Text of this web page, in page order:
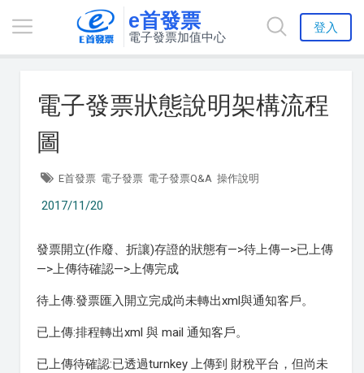
e首發票
電子發票加值中心
登入
電子發票狀態說明架構流程
圖
E首發票 電子發票 電子發票Q&A 操作說明
2017/11/20
發票開立(作廢、折讓)存證的狀態有—>待上傳—>已上傳
—>上傳待確認—>上傳完成
待上傳:發票匯入開立完成尚未轉出xml與通知客戶。
已上傳:排程轉出xml 與 mail 通知客戶。
已上傳待確認:已透過turnkey 上傳到 財稅平台，但尚未